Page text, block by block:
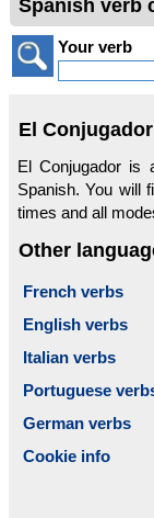
Spanish verb
Your verb
El Conjugador
El Conjugador is
Spanish. You will
times and all
Other
French verbs
English verbs
Italian verbs
Portuguese
German verbs
Cookie info